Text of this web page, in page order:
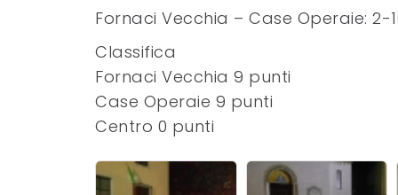
Fornaci Vecchia – Case Operaie: 2-
Classifica
Fornaci Vecchia 9 punti
Case Operaie 9 punti
Centro 0 punti